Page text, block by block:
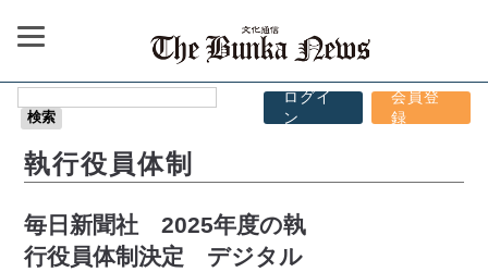
ログイ
ン
会員登
録
執行役員体制
毎日新聞社 2025年度の執
行役員体制決定 デジタル